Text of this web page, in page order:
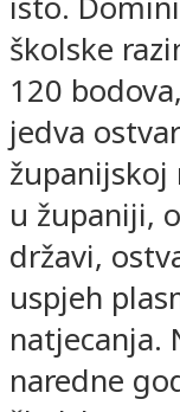
školske
120
jedva
županijskoj
u županiji,
državi,
uspjeh
natjecanja.
naredne